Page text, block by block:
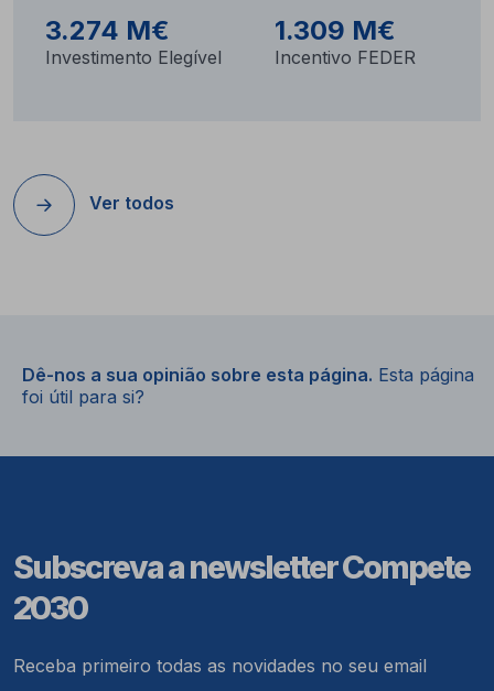
3.274 M€
Investimento Elegível
1.309 M€
Incentivo FEDER
Ver todos
Dê-nos a sua opinião sobre esta página. Esta página
foi útil para si?
Subscreva a newsletter Compete
2030
Receba primeiro todas as novidades no seu email